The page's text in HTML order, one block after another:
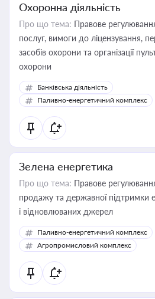
Охоронна діяльність
Про що тема: Правове
послуг, вимоги до ліцензування,
засобів охорони та організації
охорони
Банківська діяльність
Паливно-енергетичний комплекс
Зелена енергетика
Про що тема: Правове
продажу та державної підтримки
і відновлюваних джерел
Паливно-енергетичний комплекс
Агропромисловий комплекс